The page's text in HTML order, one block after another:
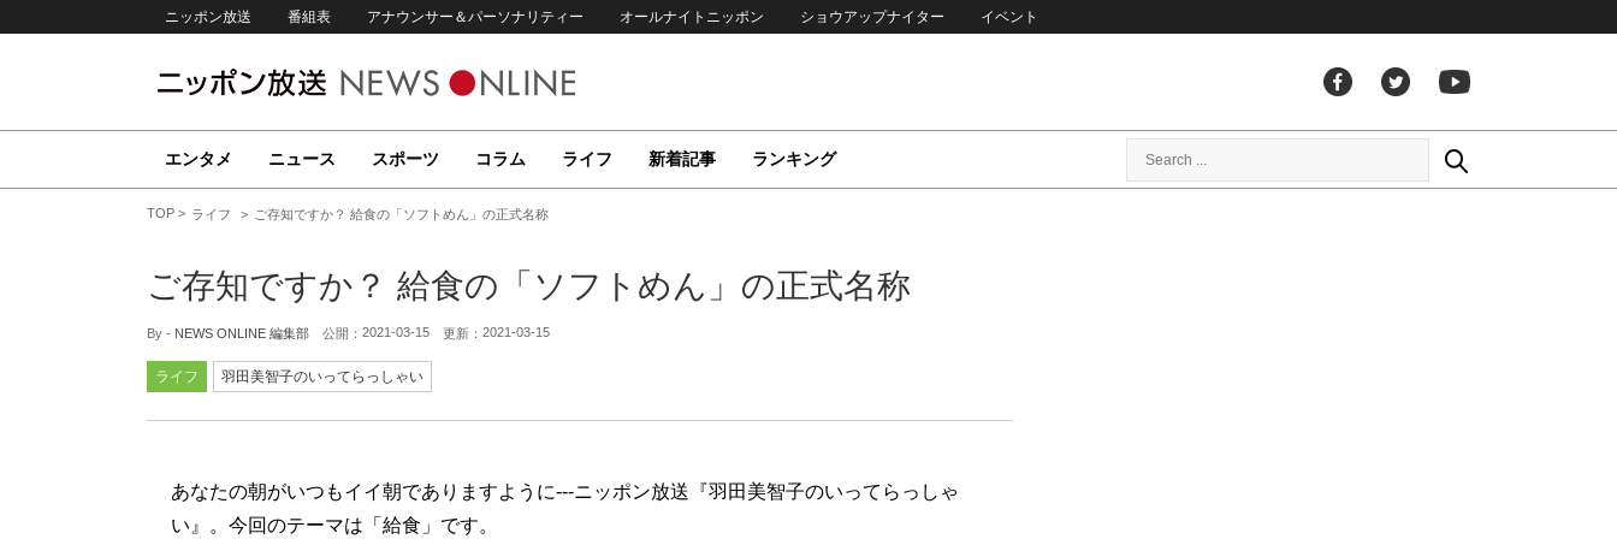
ニッポン放送 番組表 アナウンサー＆パーソナリティー オールナイトニッポン ショウアップナイター イベント
エンタメ ニュース スポーツ コラム ライフ 新着記事 ランキング
TOP ライフ ご存知ですか？ 給食の「ソフトめん」の正式名称
ご存知ですか？ 給食の「ソフトめん」の正式名称
By - NEWS ONLINE 編集部 公開： 2021-03-15 更新： 2021-03-15
ライフ 羽田美智子のいってらっしゃい
あなたの朝がいつもイイ朝でありますように---ニッポン放送『羽田美智子のいってらっしゃ
い』。今回のテーマは「給食」です。